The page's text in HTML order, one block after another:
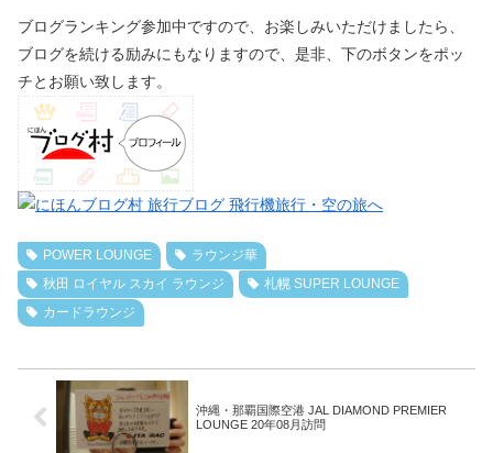
ブログランキング参加中ですので、お楽しみいただけましたら、
ブログを続ける励みにもなりますので、是非、下のボタンをポッ
チとお願い致します。
POWER LOUNGE
ラウンジ華
秋田 ロイヤル スカイ ラウンジ
札幌 SUPER LOUNGE
カードラウンジ
沖縄・那覇国際空港 JAL DIAMOND PREMIER
LOUNGE 20年08月訪問